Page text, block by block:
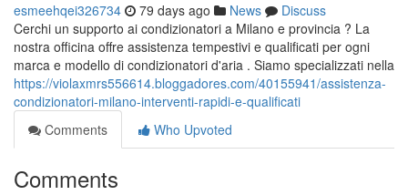
esmeehqei326734 79 days ago News
Discuss
Cerchi un supporto ai condizionatori a Milano e provincia ? La
nostra officina offre assistenza tempestivi e qualificati per ogni
marca e modello di condizionatori d'aria . Siamo specializzati nella
https://violaxmrs556614.bloggadores.com/40155941/assistenza-
condizionatori-milano-interventi-rapidi-e-qualificati
Comments
Who Upvoted
Comments